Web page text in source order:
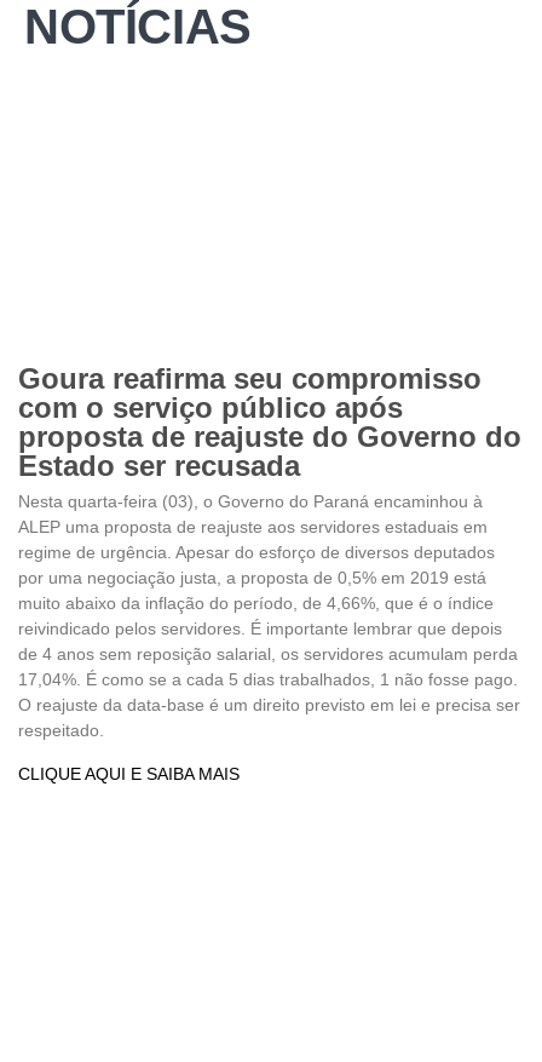
NOTÍCIAS
Goura reafirma seu compromisso
com o serviço público após
proposta de reajuste do Governo do
Estado ser recusada
Nesta quarta-feira (03), o Governo do Paraná encaminhou à
ALEP uma proposta de reajuste aos servidores estaduais em
regime de urgência. Apesar do esforço de diversos deputados
por uma negociação justa, a proposta de 0,5% em 2019 está
muito abaixo da inflação do período, de 4,66%, que é o índice
reivindicado pelos servidores. É importante lembrar que depois
de 4 anos sem reposição salarial, os servidores acumulam perda
17,04%. É como se a cada 5 dias trabalhados, 1 não fosse pago.
O reajuste da data-base é um direito previsto em lei e precisa ser
respeitado.
CLIQUE AQUI E SAIBA MAIS